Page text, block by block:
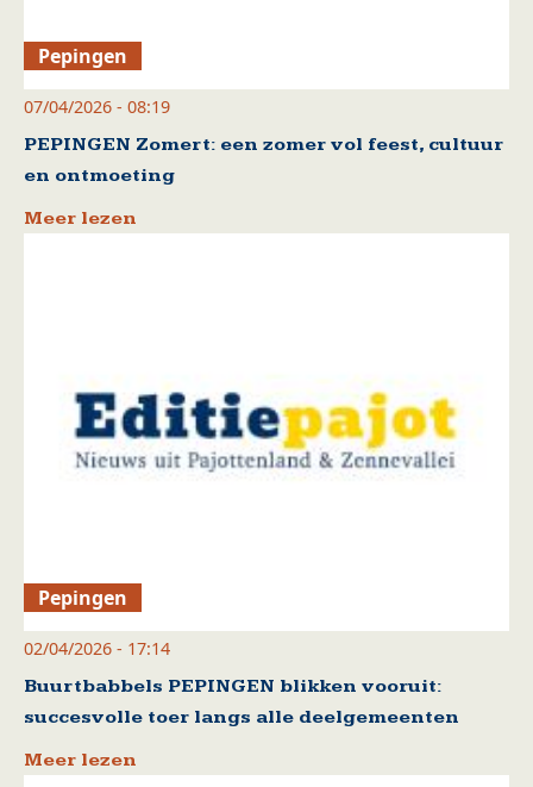
Pepingen
07/04/2026 - 08:19
PEPINGEN Zomert: een zomer vol feest, cultuur
en ontmoeting
Meer lezen
Pepingen
02/04/2026 - 17:14
Buurtbabbels PEPINGEN blikken vooruit:
succesvolle toer langs alle deelgemeenten
Meer lezen